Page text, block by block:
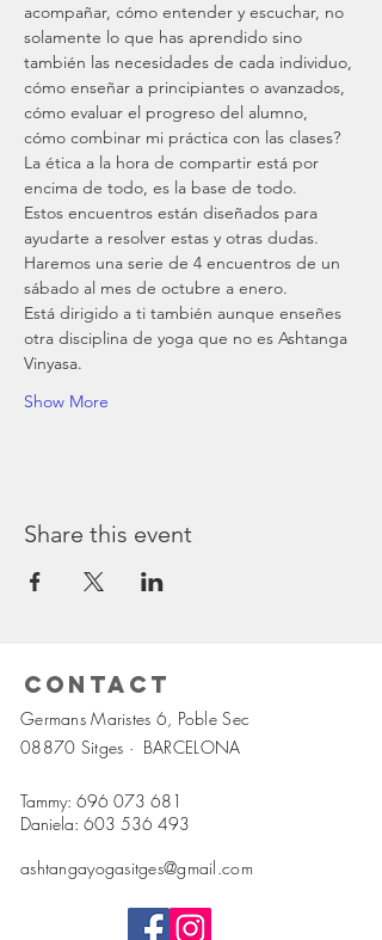
acompañar, cómo entender y escuchar, no
solamente lo que has aprendido sino
también las necesidades de cada individuo,
cómo enseñar a principiantes o avanzados,
cómo evaluar el progreso del alumno,
cómo combinar mi práctica con las clases?
La ética a la hora de compartir está por
encima de todo, es la base de todo.
Estos encuentros están diseñados para
ayudarte a resolver estas y otras dudas.
Haremos una serie de 4 encuentros de un
sábado al mes de octubre a enero.
Está dirigido a ti también aunque enseñes
otra disciplina de yoga que no es Ashtanga
Vinyasa.
Show More
Share this event
Contact
Germans Maristes 6, Poble Sec
08870 Sitges · BARCELONA
Tammy: 696 073 681
Daniela: 603 536 493
ashtangayogasitges@gmail.com